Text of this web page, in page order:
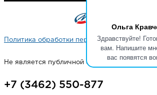
Ольга
Здравствуйте!
вам. Напишите
вас появятся
Политика обработки персональных данных
Не является публичной офертой
+7 (3462) 550-877